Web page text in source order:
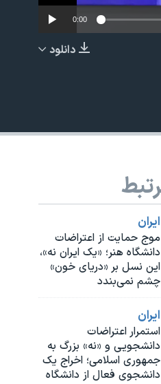
EMBED
0:00
دانلود
ايران
موج حمایت از اعتراضات
دانشگاه هنر؛ «یک ایران نه»،
این نسل بر «دریای خون»
چشم نمی‌بندد
ايران
استمرار اعتراضات
دانشجویی و «نه» بزرگ به
جمهوری اسلامی؛ اخراج یک
دانشجوی فعال از دانشگاه